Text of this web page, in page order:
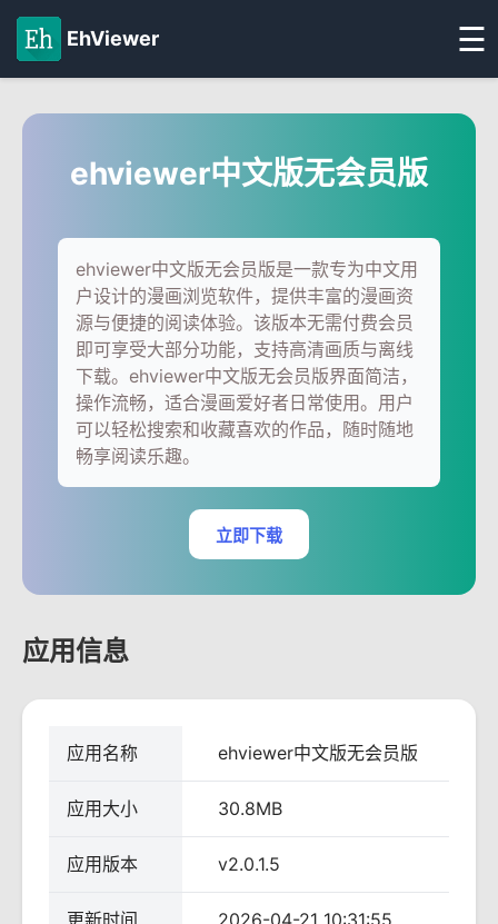
EhViewer ☰
ehviewer中文版无会员版
ehviewer中文版无会员版是一款专为中文用
户设计的漫画浏览软件，提供丰富的漫画资
源与便捷的阅读体验。该版本无需付费会员
即可享受大部分功能，支持高清画质与离线
下载。ehviewer中文版无会员版界面简洁，
操作流畅，适合漫画爱好者日常使用。用户
可以轻松搜索和收藏喜欢的作品，随时随地
畅享阅读乐趣。
立即下载
应用信息
应用名称 ehviewer中文版无会员版
应用大小 30.8MB
应用版本 v2.0.1.5
更新时间 2026-04-21 10:31:55